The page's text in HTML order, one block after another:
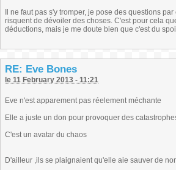
Il ne faut pas s'y tromper, je pose des questions
risquent de dévoiler des choses. C'est pour cela
déductions, mais je me doute bien que c'est du
RE: Eve Bones
le 11 February 2013 - 11:21
Eve n'est apparement pas réelement méchante
Elle a juste un don pour provoquer des
C'est un avatar du chaos
D'ailleur ,ils se plaignaient qu'elle aie sauver de